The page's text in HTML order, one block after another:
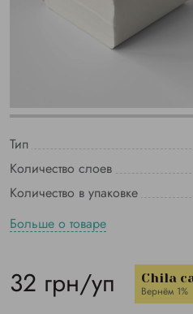
Тип
Количество слоев
Количество в упаковке
Больше о товаре
32 грн/уп Chila
Вернём 1%